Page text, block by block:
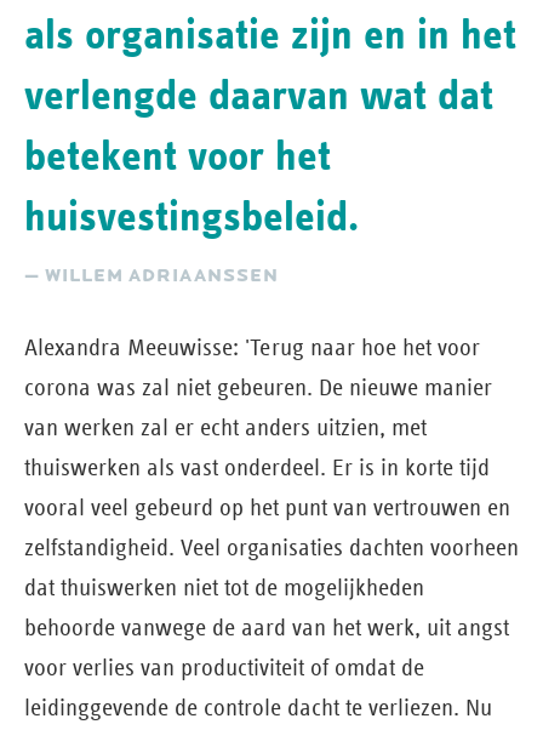
als organisatie zijn en in het
verlengde daarvan wat dat
betekent voor het
huisvestingsbeleid.
— WILLEM ADRIAANSSEN
Alexandra Meeuwisse: 'Terug naar hoe het voor
corona was zal niet gebeuren. De nieuwe manier
van werken zal er echt anders uitzien, met
thuiswerken als vast onderdeel. Er is in korte tijd
vooral veel gebeurd op het punt van vertrouwen en
zelfstandigheid. Veel organisaties dachten voorheen
dat thuiswerken niet tot de mogelijkheden
behoorde vanwege de aard van het werk, uit angst
voor verlies van productiviteit of omdat de
leidinggevende de controle dacht te verliezen. Nu